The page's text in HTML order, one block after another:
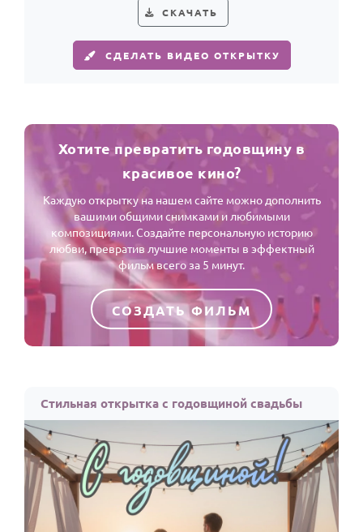
СКАЧАТЬ
СДЕЛАТЬ ВИДЕО ОТКРЫТКУ
Хотите превратить годовщину в
красивое кино?
Каждую открытку на нашем сайте можно дополнить
вашими общими снимками и любимыми
композициями. Создайте персональную историю
любви, превратив лучшие моменты в эффектный
фильм всего за 5 минут.
СОЗДАТЬ ФИЛЬМ
Стильная открытка с годовщиной свадьбы